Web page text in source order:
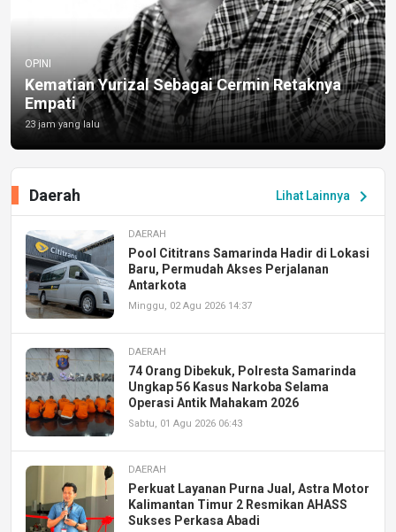
OPINI
Kematian Yurizal Sebagai Cermin Retaknya
Empati
23 jam yang lalu
Lihat Lainnya chevron_right
Daerah
DAERAH
Pool Cititrans Samarinda Hadir di Lokasi
Baru, Permudah Akses Perjalanan
Antarkota
Minggu, 02 Agu 2026 14:37
DAERAH
74 Orang Dibekuk, Polresta Samarinda
Ungkap 56 Kasus Narkoba Selama
Operasi Antik Mahakam 2026
Sabtu, 01 Agu 2026 06:43
DAERAH
Perkuat Layanan Purna Jual, Astra Motor
Kalimantan Timur 2 Resmikan AHASS
Sukses Perkasa Abadi